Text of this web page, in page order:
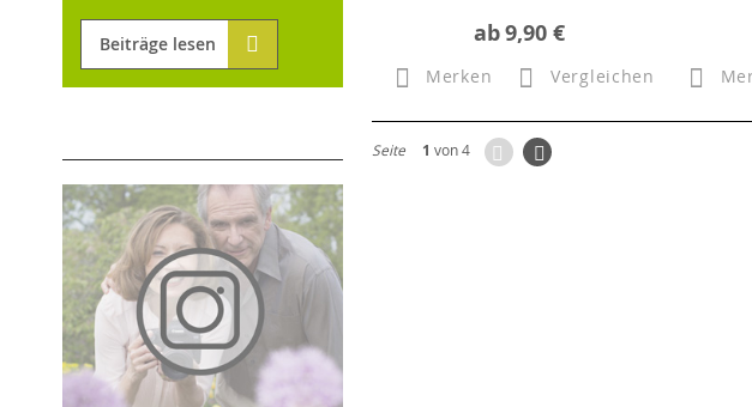
ab9,90 €
Merken Vergleichen
Seite 1 von 4 ZurückSeite
Weiter
Beiträge lesen